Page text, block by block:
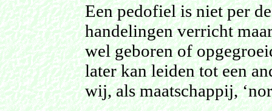
Een pedofiel is niet per
handelingen verricht
wel geboren of
later kan leiden tot een
wij, als maatschappij,